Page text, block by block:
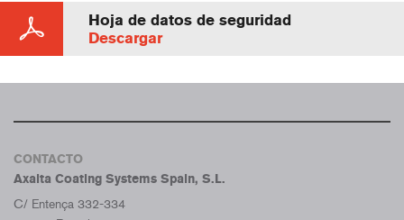
Hoja de datos de seguridad
Descargar
CONTACTO
Axalta Coating Systems Spain, S.L.
C/ Entença 332-334